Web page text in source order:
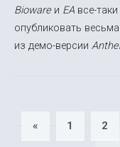
Biowareи EA все-
опубликовать
из демо-версии
« 1 2